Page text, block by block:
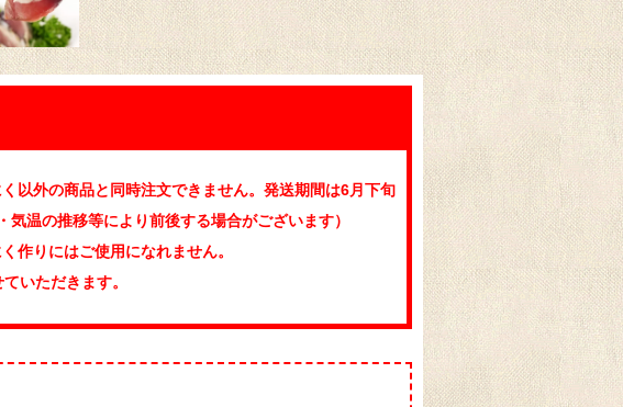
以外の商品と同時注文できません。発送期間は6月下旬
気温の推移等により前後する場合がございます）
作りにはご使用になれません。
いただきます。